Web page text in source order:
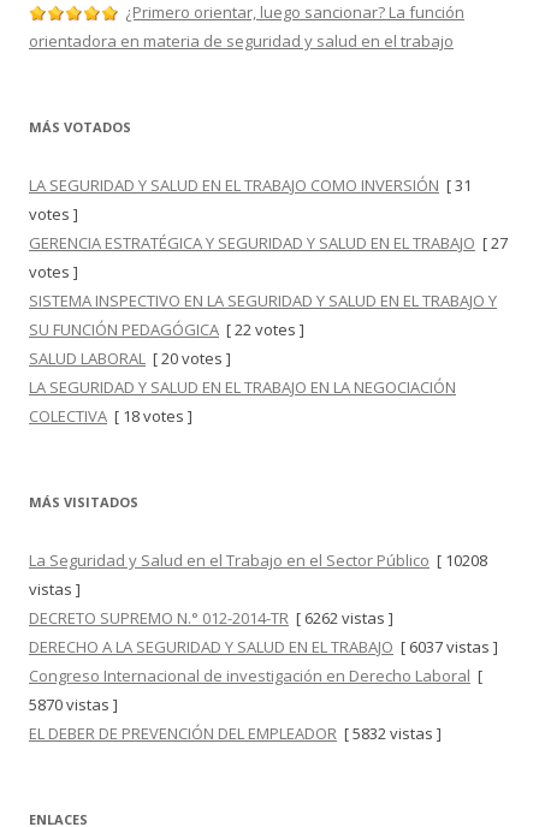
¿Primero orientar, luego sancionar? La función
orientadora en materia de seguridad y salud en el trabajo
MÁS VOTADOS
LA SEGURIDAD Y SALUD EN EL TRABAJO COMO INVERSIÓN [ 31
votes ]
GERENCIA ESTRATÉGICA Y SEGURIDAD Y SALUD EN EL TRABAJO [ 27
votes ]
SISTEMA INSPECTIVO EN LA SEGURIDAD Y SALUD EN EL TRABAJO Y
SU FUNCIÓN PEDAGÓGICA [ 22 votes ]
SALUD LABORAL [ 20 votes ]
LA SEGURIDAD Y SALUD EN EL TRABAJO EN LA NEGOCIACIÓN
COLECTIVA [ 18 votes ]
MÁS VISITADOS
La Seguridad y Salud en el Trabajo en el Sector Público [ 10208
vistas ]
DECRETO SUPREMO N.° 012-2014-TR [ 6262 vistas ]
DERECHO A LA SEGURIDAD Y SALUD EN EL TRABAJO [ 6037 vistas ]
Congreso Internacional de investigación en Derecho Laboral [
5870 vistas ]
EL DEBER DE PREVENCIÓN DEL EMPLEADOR [ 5832 vistas ]
ENLACES